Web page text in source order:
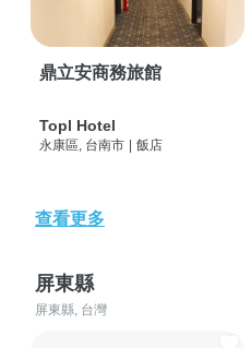
鼎立安商務旅館
Topl Hotel
永康區, 台南市 | 飯店
查看更多
屏東縣
屏東縣, 台灣